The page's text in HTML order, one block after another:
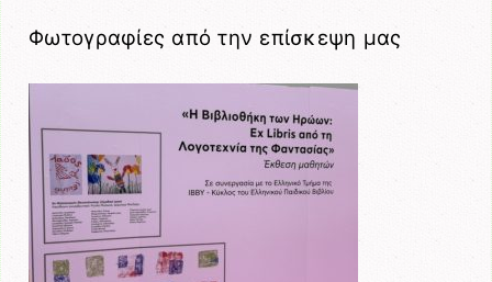
Φωτογραφίες από την επίσκεψη μας